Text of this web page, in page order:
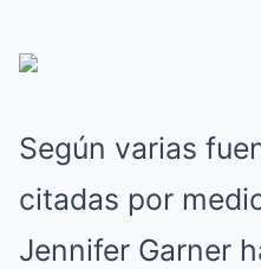
Según varias
citadas por
Jennifer Garner